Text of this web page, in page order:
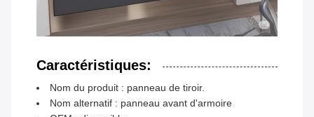
Caractéristiques:
Nom du produit : panneau de tiroir.
Nom alternatif : panneau avant d'armoire